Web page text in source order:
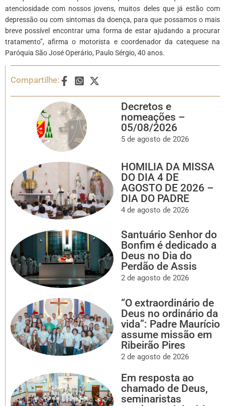
atenciosidade com nossos jovens, muitos deles que já estão com
depressão ou com sintomas da doença, para que possamos o mais
breve possível encontrar uma forma de estar ajudando a procurar
tratamento”, afirma o motorista e coordenador da catequese na
Paróquia São José Operário, Paulo Sérgio, 40 anos.
Compartilhe:
Decretos e
nomeações –
05/08/2026
5 de agosto de 2026
HOMILIA DA MISSA
DO DIA 4 DE
AGOSTO DE 2026 –
DIA DO PADRE
4 de agosto de 2026
Santuário Senhor do
Bonfim é dedicado a
Deus no Dia do
Perdão de Assis
2 de agosto de 2026
“O extraordinário de
Deus no ordinário da
vida”: Padre Maurício
assume missão em
Ribeirão Pires
2 de agosto de 2026
Em resposta ao
chamado de Deus,
seminaristas